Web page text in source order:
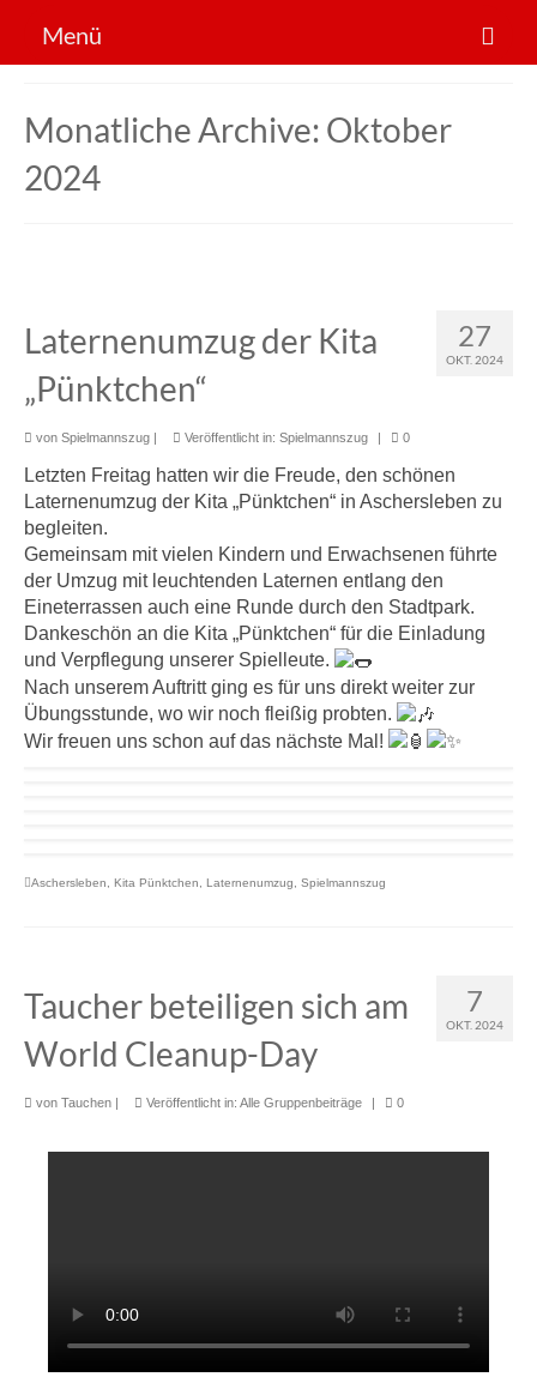
Menü
Sportarten
News
Monatliche Archive: Oktober
2024
27
OKT. 2024
Laternenumzug der Kita
„Pünktchen“
von Spielmannszug | Veröffentlicht in: Spielmannszug | 0
Letzten Freitag hatten wir die Freude, den schönen
Laternenumzug der Kita „Pünktchen“ in Aschersleben zu
begleiten.
Gemeinsam mit vielen Kindern und Erwachsenen führte
der Umzug mit leuchtenden Laternen entlang den
Eineterrassen auch eine Runde durch den Stadtpark.
Dankeschön an die Kita „Pünktchen“ für die Einladung
und Verpflegung unserer Spielleute.
Nach unserem Auftritt ging es für uns direkt weiter zur
Übungsstunde, wo wir noch fleißig probten.
Wir freuen uns schon auf das nächste Mal!
Aschersleben, Kita Pünktchen, Laternenumzug, Spielmannszug
7
OKT. 2024
Taucher beteiligen sich am
World Cleanup-Day
von Tauchen Veröffentlicht in: Alle Gruppenbeiträge 0